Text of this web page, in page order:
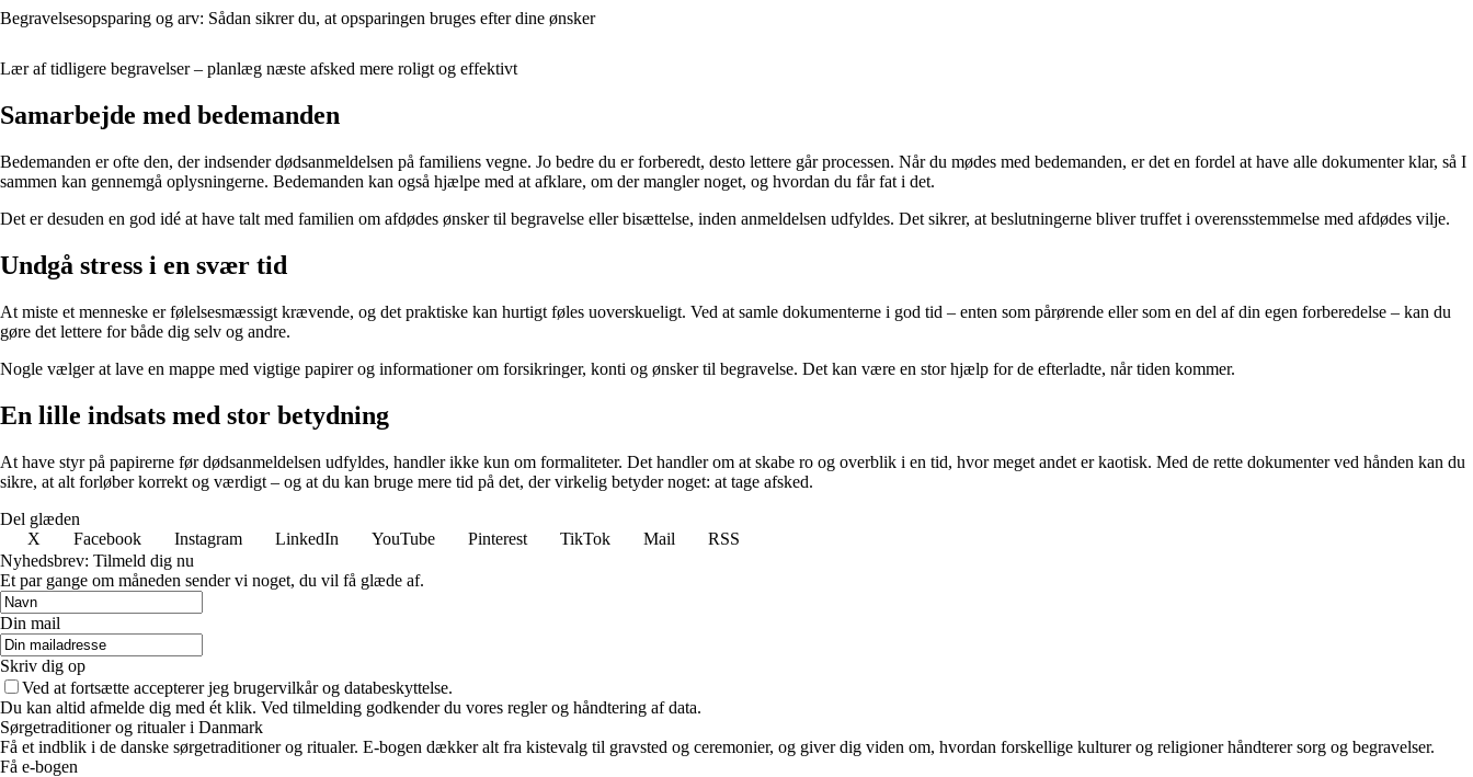
Begravelsesopsparing og arv: Sådan sikrer du, at opsparingen bruges efter dine ønsker
Lær af tidligere begravelser – planlæg næste afsked mere roligt og effektivt
Samarbejde med bedemanden
Bedemanden er ofte den, der indsender dødsanmeldelsen på familiens vegne. Jo bedre du er forberedt, desto lettere går processen. Når du mødes med bedemanden, er det en fordel at have alle dokumenter klar, så I
sammen kan gennemgå oplysningerne. Bedemanden kan også hjælpe med at afklare, om der mangler noget, og hvordan du får fat i det.
Det er desuden en god idé at have talt med familien om afdødes ønsker til begravelse eller bisættelse, inden anmeldelsen udfyldes. Det sikrer, at beslutningerne bliver truffet i overensstemmelse med afdødes vilje.
Undgå stress i en svær tid
At miste et menneske er følelsesmæssigt krævende, og det praktiske kan hurtigt føles uoverskueligt. Ved at samle dokumenterne i god tid – enten som pårørende eller som en del af din egen forberedelse – kan du
gøre det lettere for både dig selv og andre.
Nogle vælger at lave en mappe med vigtige papirer og informationer om forsikringer, konti og ønsker til begravelse. Det kan være en stor hjælp for de efterladte, når tiden kommer.
En lille indsats med stor betydning
At have styr på papirerne før dødsanmeldelsen udfyldes, handler ikke kun om formaliteter. Det handler om at skabe ro og overblik i en tid, hvor meget andet er kaotisk. Med de rette dokumenter ved hånden kan du
sikre, at alt forløber korrekt og værdigt – og at du kan bruge mere tid på det, der virkelig betyder noget: at tage afsked.
Del glæden
X
Facebook Instagram LinkedIn YouTube Pinterest TikTok Mail
RSS
Nyhedsbrev: Tilmeld dig nu
Et par gange om måneden sender vi noget, du vil få glæde af.
Din mail
Skriv dig op
Ved at fortsætte accepterer jeg brugervilkår og databeskyttelse.
Du kan altid afmelde dig med ét klik. Ved tilmelding godkender du vores regler og håndtering af data.
Sørgetraditioner og ritualer i Danmark
Få et indblik i de danske sørgetraditioner og ritualer. E-bogen dækker alt fra kistevalg til gravsted og ceremonier, og giver dig viden om, hvordan forskellige kulturer og religioner håndterer sorg og begravelser.
Få e-bogen